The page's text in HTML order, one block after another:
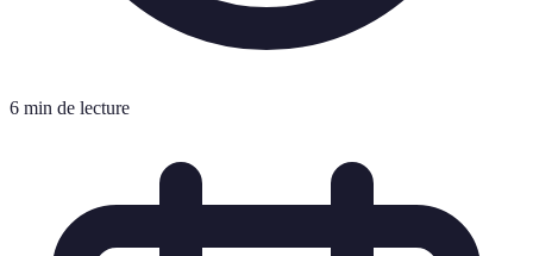
6 min de lecture